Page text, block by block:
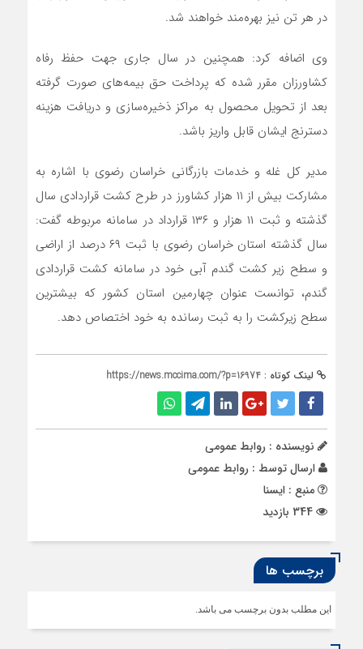
در هر تن نیز بهره‌مند خواهند شد.
وی اضافه کرد: همچنین در سال جاری جهت حفظ رفاه
کشاورزان مقرر شده که پرداخت حق بیمه‌های صورت گرفته
بعد از تحویل محصول به مراکز ذخیره‌سازی و دریافت هزینه
دسترنج ایشان قابل واریز باشد.
مدیر کل غله و خدمات بازرگانی خراسان رضوی با اشاره به
مشارکت بیش از ۱۱ هزار کشاورز در طرح کشت قراردادی سال
گذشته و ثبت ۱۱ هزار و ۱۳۶ قرارداد در سامانه مربوطه گفت:
سال گذشته استان خراسان رضوی با ثبت ۶۹ درصد از اراضی
و سطح زیر کشت گندم آبی خود در سامانه کشت قراردادی
گندم، توانست عنوان چهارمین استان کشور که بیشترین
سطح زیرکشت را به ثبت رسانده به خود اختصاص دهد.
لینک کوتاه : https://news.mccima.com/?p=16974
نویسنده : روابط عمومی
ارسال توسط : روابط عمومی
منبع : ایسنا
برچسب ها
این مطلب بدون برچسب می باشد.